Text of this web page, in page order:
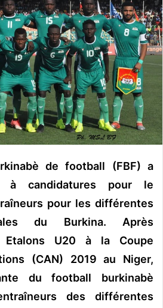
de football (FBF) a
à candidatures pour le
pour les différentes
du Burkina. Après
Etalons U20 à la Coupe
(CAN) 2019 au Niger,
du football burkinabè
des différentes